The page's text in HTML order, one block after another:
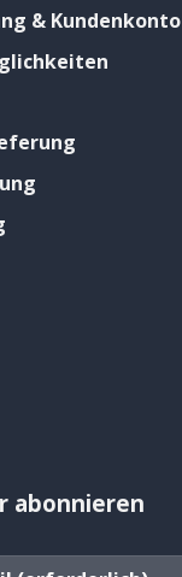
& Kundenkonto
abonnieren